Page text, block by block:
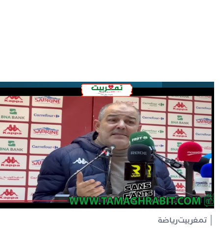
تمغربيترياضة